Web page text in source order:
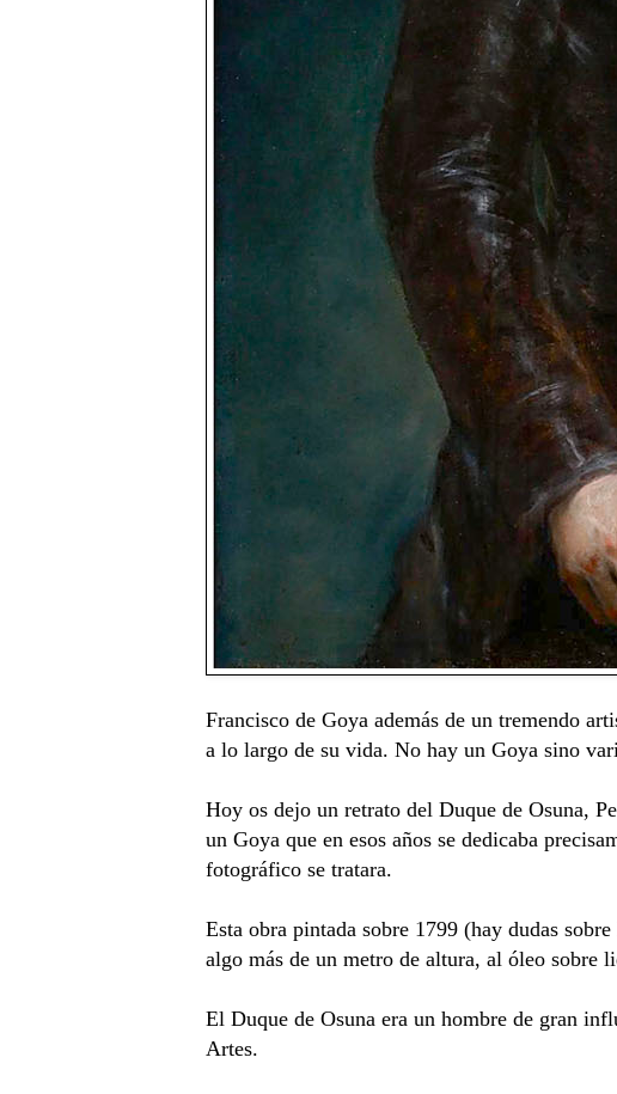
Francisco de Goya además de un tremendo
a lo largo de su vida. No hay un Goya sino
Hoy os dejo un retrato del Duque de Osuna,
un Goya que en esos años se dedicaba
fotográfico se tratara.
Esta obra pintada sobre 1799 (hay dudas
algo más de un metro de altura, al óleo sobre
El Duque de Osuna era un hombre de gran
Artes.